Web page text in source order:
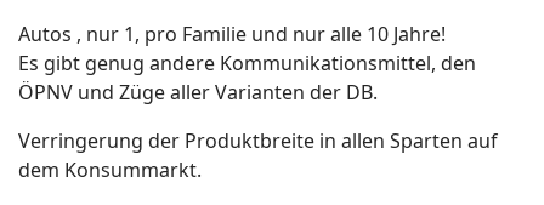
Autos , nur 1, pro Familie und nur alle 10 Jahre!
Es gibt genug andere Kommunikationsmittel, den
ÖPNV und Züge aller Varianten der DB.
Verringerung der Produktbreite in allen Sparten auf
dem Konsummarkt.